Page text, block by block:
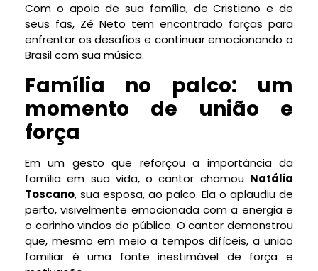
Com o apoio de sua família, de Cristiano e de
seus fãs, Zé Neto tem encontrado forças para
enfrentar os desafios e continuar emocionando o
Brasil com sua música.
Família no palco: um
momento de união e
força
Em um gesto que reforçou a importância da
família em sua vida, o cantor chamou Natália
Toscano, sua esposa, ao palco. Ela o aplaudiu de
perto, visivelmente emocionada com a energia e
o carinho vindos do público. O cantor demonstrou
que, mesmo em meio a tempos difíceis, a união
familiar é uma fonte inestimável de força e